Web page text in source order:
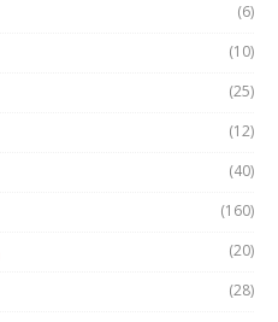
(6)
(10)
(25)
(12)
(40)
(160)
(20)
(28)